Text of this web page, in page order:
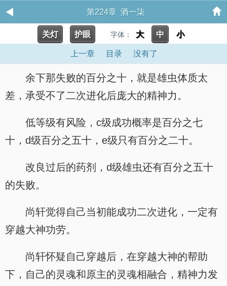
第224章 酒一柒
关灯 护眼 字体： 大 中 小
上一章 目录 没有了
余下那失败的百分之十，就是雄虫体质太
差，承受不了二次进化后庞大的精神力。
低等级有风险，c级成功概率是百分之七
十，d级百分之五十，e级只有百分之二十。
改良过后的药剂，d级雄虫还有百分之五十
的失败。
尚轩觉得自己当初能成功二次进化，一定有
穿越大神功劳。
尚轩怀疑自己穿越后，在穿越大神的帮助
下，自己的灵魂和原主的灵魂相融合，精神力发